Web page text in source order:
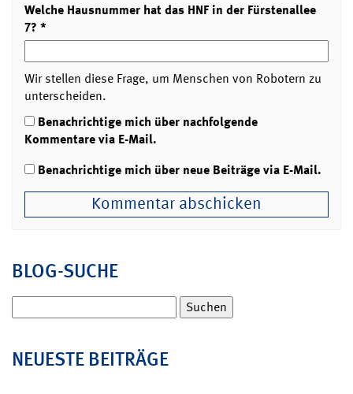
Welche Hausnummer hat das HNF in der Fürstenallee
7? *
Wir stellen diese Frage, um Menschen von Robotern zu
unterscheiden.
Benachrichtige mich über nachfolgende
Kommentare via E-Mail.
Benachrichtige mich über neue Beiträge via E-Mail.
BLOG-SUCHE
nach:
NEUESTE BEITRÄGE